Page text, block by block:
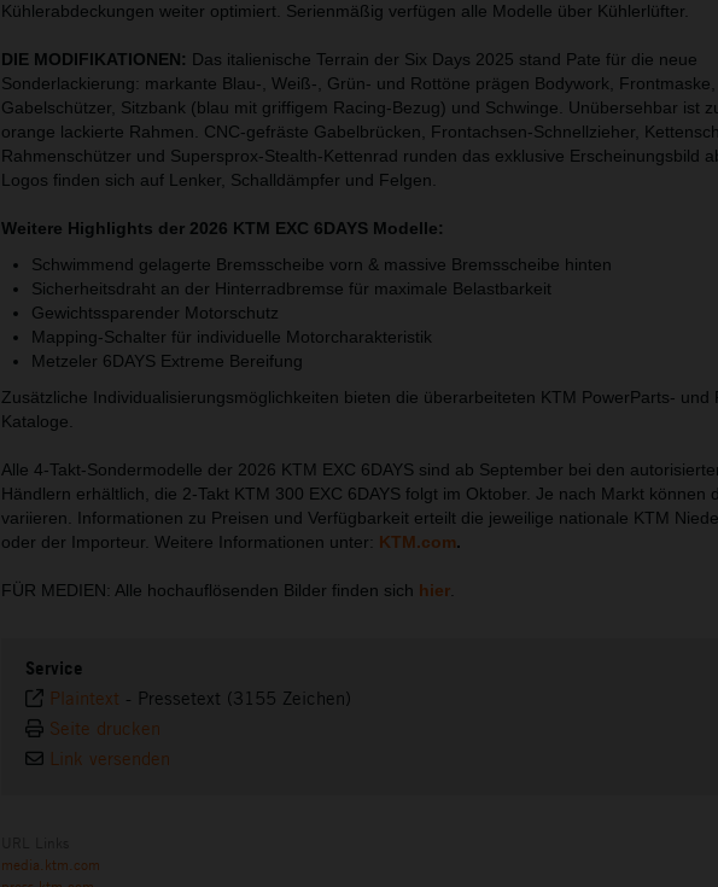
Kühlerabdeckungen weiter optimiert. Serienmäßig verfügen alle Modelle über Kühlerlüfter.
DIE MODIFIKATIONEN: Das italienische Terrain der Six Days 2025 stand Pate für die neue
Sonderlackierung: markante Blau-, Weiß-, Grün- und Rottöne prägen Bodywork, Frontmaske,
Gabelschützer, Sitzbank (blau mit griffigem Racing-Bezug) und Schwinge. Unübersehbar ist
orange lackierte Rahmen. CNC-gefräste Gabelbrücken, Frontachsen-Schnellzieher,
Rahmenschützer und Supersprox-Stealth-Kettenrad runden das exklusive Erscheinungsbild
Logos finden sich auf Lenker, Schalldämpfer und Felgen.
Weitere Highlights der 2026 KTM EXC 6DAYS Modelle:
Schwimmend gelagerte Bremsscheibe vorn & massive Bremsscheibe hinten
Sicherheitsdraht an der Hinterradbremse für maximale Belastbarkeit
Gewichtssparender Motorschutz
Mapping-Schalter für individuelle Motorcharakteristik
Metzeler 6DAYS Extreme Bereifung
Zusätzliche Individualisierungsmöglichkeiten bieten die überarbeiteten KTM PowerParts- und
Kataloge.
Alle 4-Takt-Sondermodelle der 2026 KTM EXC 6DAYS sind ab September bei den
Händlern erhältlich, die 2-Takt KTM 300 EXC 6DAYS folgt im Oktober. Je nach Markt können
variieren. Informationen zu Preisen und Verfügbarkeit erteilt die jeweilige nationale KTM
oder der Importeur. Weitere Informationen unter: KTM.com.
FÜR MEDIEN: Alle hochauflösenden Bilder finden sich hier.
Service
Plaintext - Pressetext (3155 Zeichen)
Seite drucken
Link versenden
media.ktm.com